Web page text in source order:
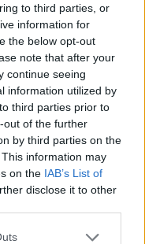
to third parties, or
information for
the below opt-out
note that after your
continue seeing
information utilized by
third parties prior to
out of the further
by third parties on the
information may
on the IAB’s List of
disclose it to other
one or more Google
Οριστική
στο ζήτημα των
κυκλοφορίας -
στις χρονοβόρες